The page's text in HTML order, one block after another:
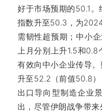
好于市场预期的50.1
指数升至50.3，为
需韧性超预期；中小
上月分别上升1.5和
有效向中小企业传导
升至52.2（前值50.8
出口导向型制造企业
出，尽管伊朗战争带